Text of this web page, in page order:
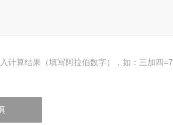
计算结果（填写阿拉伯数字），如：三加四=7